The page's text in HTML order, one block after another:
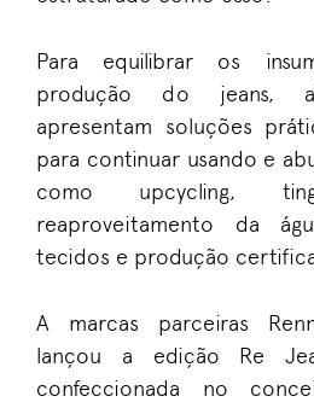
Para equilibrar os
produção do jeans,
apresentam soluções
para continuar usando e
como upcycling,
reaproveitamento da
tecidos e produção
A marcas parceiras
lançou a edição Re
confeccionada no